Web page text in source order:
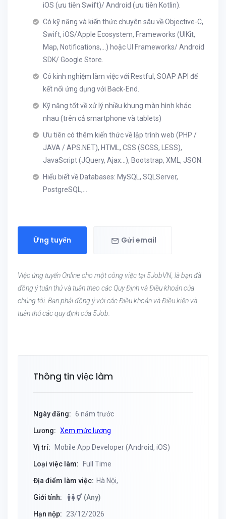
iOS (ưu tiên Swift)/ Android (ưu tiên Kotlin).
Có kỹ năng và kiến thức chuyên sâu về Objective-C,
Swift, iOS/Apple Ecosystem, Frameworks (UIKit,
Map, Notifications,...) hoặc UI Frameworks/ Android
SDK/ Google Store.
Có kinh nghiệm làm việc với Restful, SOAP API để
kết nối ứng dụng với Back-End.
Kỹ năng tốt về xử lý nhiều khung màn hình khác
nhau (trên cả smartphone và tablets)
Ưu tiên có thêm kiến thức về lập trình web (PHP /
JAVA / APS.NET), HTML, CSS (SCSS, LESS),
JavaScript (JQuery, Ajax…), Bootstrap, XML, JSON.
Hiểu biết về Databases: MySQL, SQLServer,
PostgreSQL,...
Ứng tuyển Gửi email
Việc ứng tuyển Online cho một công việc tại 5JobVN, là bạn đã
đồng ý tuân thủ và tuân theo các Quy Định và Điều khoản của
chúng tôi. Bạn phải đồng ý với các Điều khoản và Điều kiện và
tuân thủ các quy định của 5Job.
Thông tin việc làm
Ngày đăng: 6 năm trước
Lương: Xem mức lương
Vị trí: Mobile App Developer (Android, iOS)
Loại việc làm: Full Time
Địa điểm làm việc: Hà Nội,
Giới tính: (Any)
Hạn nộp: 23/12/2026